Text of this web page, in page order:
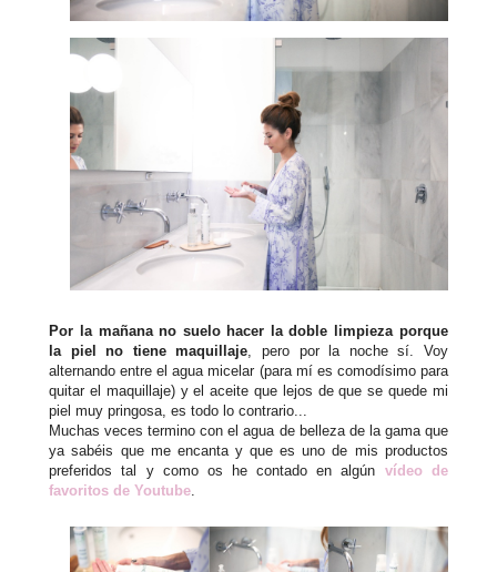
Por la mañana no suelo hacer la doble limpieza porque
la piel no tiene maquillaje , pero por la noche sí. Voy
alternando entre el agua micelar (para mí es comodísimo para
quitar el maquillaje) y el aceite que lejos de que se quede mi
piel muy pringosa, es todo lo contrario...
Muchas veces termino con el agua de belleza de la gama que
ya sabéis que me encanta y que es uno de mis productos
preferidos tal y como os he contado en algún vídeo de
favoritos de Youtube